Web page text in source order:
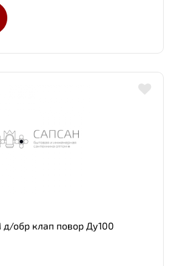
д/обр клап повор Ду100